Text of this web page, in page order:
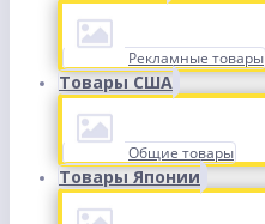
Рекламные товары
Товары США
Общие товары
Товары Японии